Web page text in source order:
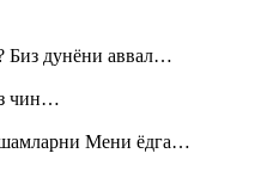
Биз дунёни аввал…
чин…
шамларни Мени ёдга…